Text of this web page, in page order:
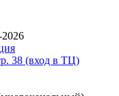
2026
38 (вход в ТЦ)